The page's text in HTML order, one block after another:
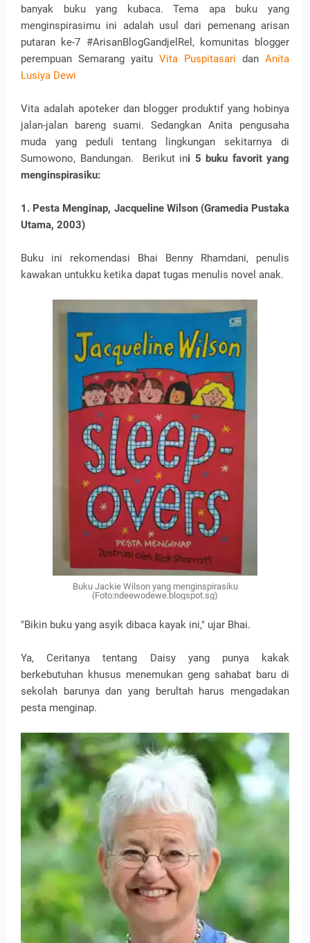
banyak buku yang kubaca. Tema apa buku yang
menginspirasimu ini adalah usul dari pemenang arisan
putaran ke-7 #ArisanBlogGandjelRel, komunitas blogger
perempuan Semarang yaitu Vita Puspitasari dan Anita
Lusiya Dewi
Vita adalah apoteker dan blogger produktif yang hobinya
jalan-jalan bareng suami. Sedangkan Anita pengusaha
muda yang peduli tentang lingkungan sekitarnya di
Sumowono, Bandungan. Berikut ini 5 buku favorit yang
menginspirasiku:
1. Pesta Menginap, Jacqueline Wilson (Gramedia Pustaka
Utama, 2003)
Buku ini rekomendasi Bhai Benny Rhamdani, penulis
kawakan untukku ketika dapat tugas menulis novel anak.
Buku Jackie Wilson yang menginspirasiku
(Foto:ndeewodewe.blogspot.sg)
"Bikin buku yang asyik dibaca kayak ini," ujar Bhai.
Ya, Ceritanya tentang Daisy yang punya kakak
berkebutuhan khusus menemukan geng sahabat baru di
sekolah barunya dan yang berultah harus mengadakan
pesta menginap.